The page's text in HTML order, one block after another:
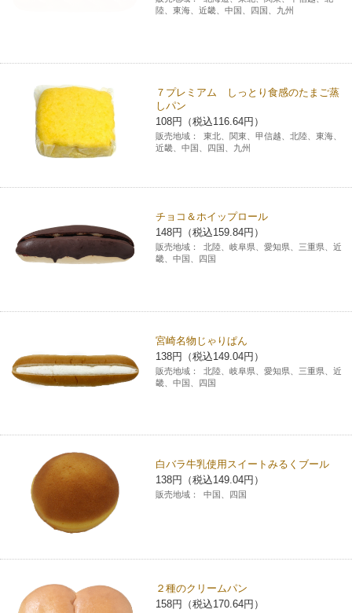
陸、東海、近畿、中国、四国、九州
７プレミアム しっとり食感のたまご蒸
しパン
108円（税込116.64円）
販売地域：
東北、関東、甲信越、北陸、東海、
近畿、中国、四国、九州
チョコ＆ホイップロール
148円（税込159.84円）
販売地域：
北陸、岐阜県、愛知県、三重県、近
畿、中国、四国
宮崎名物じゃりぱん
138円（税込149.04円）
販売地域：
北陸、岐阜県、愛知県、三重県、近
畿、中国、四国
白バラ牛乳使用スイートみるくブール
138円（税込149.04円）
販売地域： 中国、四国
２種のクリームパン
158円（税込170.64円）